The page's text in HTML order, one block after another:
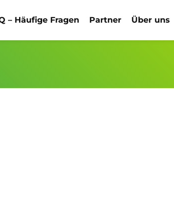
– Häufige Fragen Partner Über uns